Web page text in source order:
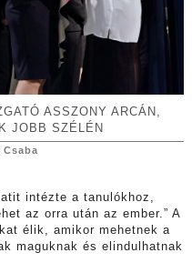
ASSZONY ARCÁN,
JOBB SZÉLÉN
Csaba
intézte a tanulókhoz,
az orra után az ember.” A
élik, amikor mehetnek a
maguknak és elindulhatnak